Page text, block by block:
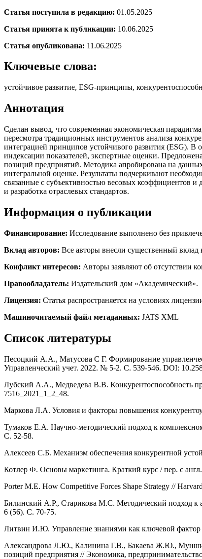
Статья поступила в редакцию: 01.05.2025
Статья принята к публикации: 10.06.2025
Статья опубликована: 11.06.2025
Ключевые слова:
устойчивое развитие, ESG-принципы,
Аннотация
Сделан вывод, что современная экономическая
пересмотра традиционных инструментов анализа
интеграцией принципов устойчивого развития (ESG). В
индексации показателей, экспертные оценки.
позиций предприятий. Методика апробирована на
интегральной оценке. Результаты подчеркивают
связанные с субъективностью весовых коэффициентов
и разработка отраслевых стандартов.
Информация о публикации
Финансирование: Исследование выполнено без
Вклад авторов: Все авторы внесли существенный вклад
Конфликт интересов: Авторы заявляют об отсутствии
Правообладатель: Издательский дом «Академический».
Лицензия: Статья распространяется на условиях
Машиночитаемый файл метаданных: JATS XML
Список литературы
Песоцкий А.А., Матусова С Г. Формирование
Управленческий учет. 2022. № 5-2. С. 539-546. DOI:
Лубский А.А., Медведева В.В. Конкурентоспособность
7516_2021_1_2_48.
Маркова Л.А. Условия и факторы повышения
Тумаков Е.А. Научно-методический подход к
С. 52-58.
Алексеев С.Б. Механизм обеспечения конкурентной
Котлер Ф. Основы маркетинга. Краткий курс / пер. с
Porter M.E. How Competitive Forces Shape Strategy //
Билинский А.Р., Старикова М.С. Методический подход к
6 (56). С. 70-75.
Литвин И.Ю. Управление знаниями как ключевой фактор
Александрова Л.Ю., Калинина Г.В., Бакаева Ж.Ю.,
позиций предприятия // Экономика,